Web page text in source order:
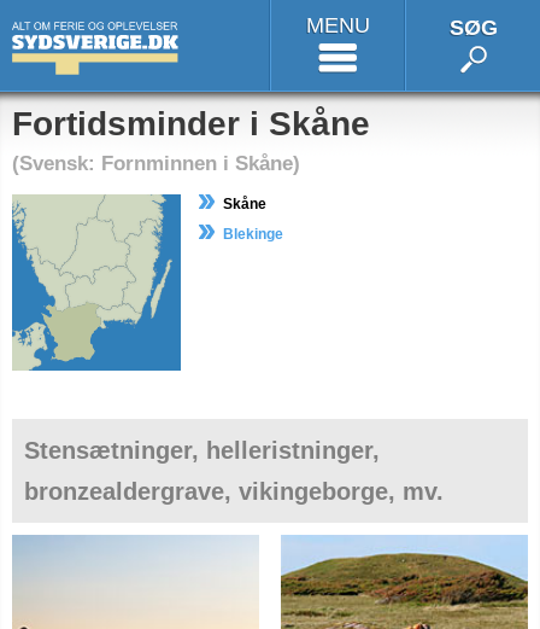
MENU SØG
Fortidsminder i Skåne
(Svensk: Fornminnen i Skåne)
Skåne
Blekinge
Stensætninger, helleristninger,
bronzealdergrave, vikingeborge, mv.